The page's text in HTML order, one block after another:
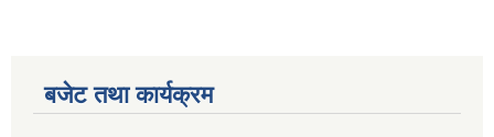
बजेट तथा कार्यक्रम